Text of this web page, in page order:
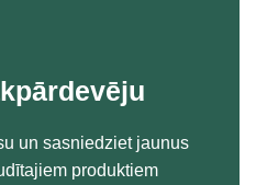
un sasniedziet jaunus
produktiem